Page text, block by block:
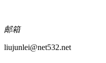
邮箱
liujunlei@net532.net